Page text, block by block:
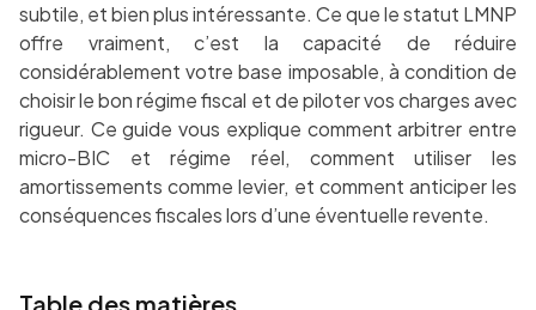
subtile, et bien plus intéressante. Ce que le statut LMNP
offre vraiment, c’est la capacité de réduire
considérablement votre base imposable, à condition de
choisir le bon régime fiscal et de piloter vos charges avec
rigueur. Ce guide vous explique comment arbitrer entre
micro-BIC et régime réel, comment utiliser les
amortissements comme levier, et comment anticiper les
conséquences fiscales lors d’une éventuelle revente.
Table des matières